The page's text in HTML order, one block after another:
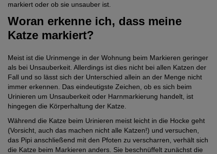
markiert oder ob sie unsauber ist.
Woran erkenne ich, dass meine
Katze markiert?
Meist ist die Urinmenge in der Wohnung beim Markieren geringer
als bei Unsauberkeit. Allerdings ist dies nicht bei allen Katzen der
Fall und so lässt sich der Unterschied allein an der Menge nicht
immer erkennen. Das eindeutigste Zeichen, ob es sich beim
Urinieren um Unsauberkeit oder Harnmarkierung handelt, ist
hingegen die Körperhaltung der Katze.
Während die Katze beim Urinieren meist leicht in die Hocke geht
(Vorsicht, auch das machen nicht alle Katzen!) und versuchen,
das Pipi anschließend mit den Pfoten zu verscharren, verhält sich
die Katze beim Markieren anders. Sie beschnüffelt zunächst die